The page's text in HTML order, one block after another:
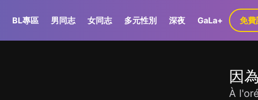
BL專區 男同志 女同志 多元性別 深夜 GaLa+ 免費
因
À